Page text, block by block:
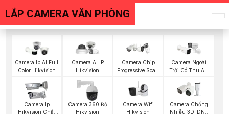
LẮP CAMERA VĂN PHÒNG
Camera Ip AI Full
Color Hikvision
Camera AI IP
Hikvision
Camera Chip
Progressive Scan
Camera Ngoài
Trời Có Thu Âm
Camera Ip
Hikvision Chất
Camera 360 Độ
Hikvision
Camera Wifi
Hikvision
Camera Chống
Nhiễu 3D-DNR